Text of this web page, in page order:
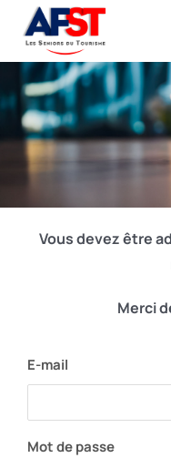
Passer
contenu
Vous devez être
Merci
E-mail
Mot de passe